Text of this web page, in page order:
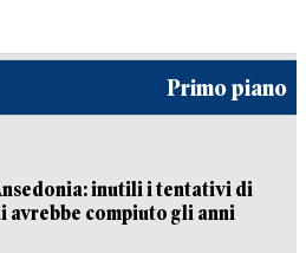
Primo piano
inutili i tentativi di
avrebbe compiuto gli anni